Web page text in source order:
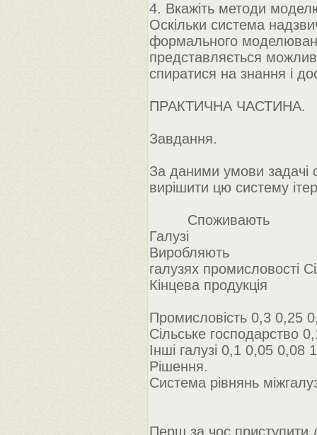
4. Вкажіть методи
Оскільки система
формального
представляється
спиратися на знання і
ПРАКТИЧНА ЧАСТИНА.
Завдання.
За даними умови задачі
вирішити цю систему
Споживають
Галузі
Виробляють
галузях промисловості
Кінцева продукція
Промисловість 0,3 0,25
Сільське господарство
Інші галузі 0,1 0,05 0,08
Рішення.
Система рівнянь
Перш за чос приступити